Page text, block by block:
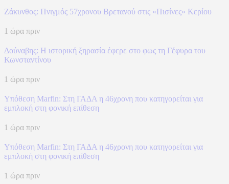
Ζάκυνθος: Πνιγμός 57χρονου Βρετανού στις «Πισίνες» Κερίου
1 ώρα πριν
Δούναβης: Η ιστορική ξηρασία έφερε στο φως τη Γέφυρα του
Κωνσταντίνου
1 ώρα πριν
Υπόθεση Marfin: Στη ΓΑΔΑ η 46χρονη που κατηγορείται για
εμπλοκή στη φονική επίθεση
1 ώρα πριν
Υπόθεση Marfin: Στη ΓΑΔΑ η 46χρονη που κατηγορείται για
εμπλοκή στη φονική επίθεση
1 ώρα πριν